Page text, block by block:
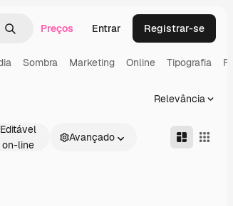
por imagem
BuscarPreços Entrar Registrar-se
Sombra Marketing Online Tipografia
Relevância
Editável
on-line
Avançado